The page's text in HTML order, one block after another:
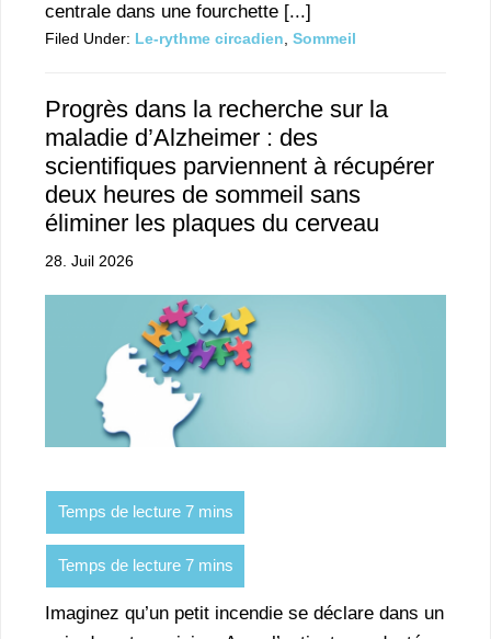
centrale dans une fourchette [...]
Filed Under: Le-rythme circadien, Sommeil
Progrès dans la recherche sur la
maladie d’Alzheimer : des
scientifiques parviennent à récupérer
deux heures de sommeil sans
éliminer les plaques du cerveau
28. Juil 2026
Imaginez qu’un petit incendie se déclare dans un